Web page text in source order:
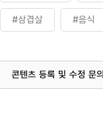
#삼겹살 #음식
콘텐츠 등록 및 수정 문의